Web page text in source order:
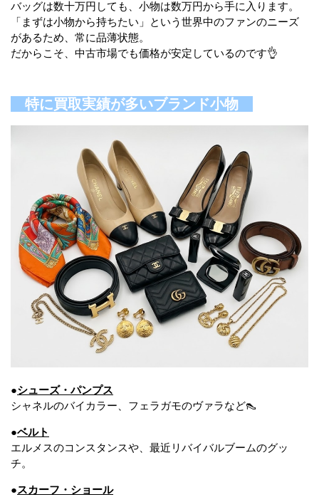
バッグは数十万円しても、小物は数万円から手に入ります。
「まずは小物から持ちたい」という世界中のファンのニーズ
があるため、常に品薄状態。
だからこそ、中古市場でも価格が安定しているのです👌
特に買取実績が多いブランド小物
●シューズ・パンプス
シャネルのバイカラー、フェラガモのヴァラなど👠
●ベルト
エルメスのコンスタンスや、最近リバイバルブームのグッ
チ。
●スカーフ・ショール